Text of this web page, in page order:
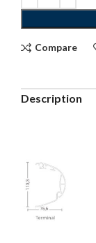
Compare
Description